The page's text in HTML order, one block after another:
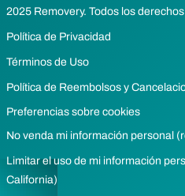
2025 Removery. Todos los
Política de Privacidad
Términos de Uso
Política de Reembolsos y
Preferencias sobre cookies
No venda mi información personal
Limitar el uso de mi información
California)